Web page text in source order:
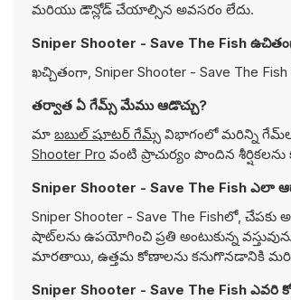
మరియు డౌన్లోడ్ చేయాల్సిన అవసరం లేదు.
Sniper Shooter - Save The Fish
ఖచ్చితంగా, Sniper Shooter - Save The
తర్వాత ఏ గేమ్స్ మేము ఆడొచ్చు?
మా బబుల్ షూటర్ గేమ్స్ విభాగంలో మరిన్ని
Shooter Pro వంటి ప్రాచుర్యం పొందిన
Sniper Shooter - Save The Fish ఎలా
Sniper Shooter - Save The Fishలో,
షాట్‌లను ఉపయోగించి ప్రతి అంటుకున్న
మారతాయి, ఉత్తమ కోణాలను కనుగొనడానికి
Sniper Shooter - Save The Fish ఎవరి